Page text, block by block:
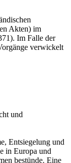
Akten) im
Im Falle der
verwickelt
und
Entsiegelung und
in Europa und
bestünde. Eine